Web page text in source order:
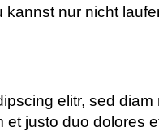
nur nicht
elitr, sed
justo duo dolores